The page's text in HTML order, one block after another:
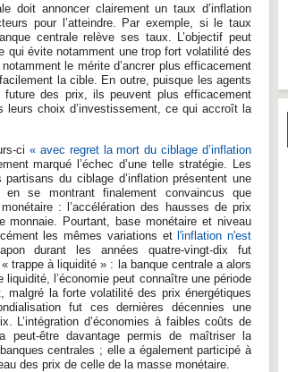
doit annoncer clairement un taux d’inflation
pour l’atteindre. Par exemple, si le taux
centrale relève ses taux. L’objectif peut
qui évite notamment une trop fort volatilité des
le mérite d’ancrer plus efficacement
la cible. En outre, puisque les agents
future des prix, ils peuvent plus efficacement
leurs choix d’investissement, ce qui accroît la
ci « avec regret la mort du ciblage d’inflation
marqué l’échec d’une telle stratégie. Les
du ciblage d’inflation présentent une
se montrant finalement convaincus que
: l’accélération des hausses de prix
monnaie. Pourtant, base monétaire et niveau
les mêmes variations et l'inflation n'est
durant les années quatre-vingt-dix fut
trappe à liquidité » : la banque centrale a alors
l’économie peut connaître une période
malgré la forte volatilité des prix énergétiques
fut ces dernières décennies une
L’intégration d’économies à faibles coûts de
peut-être davantage permis de maîtriser la
centrales ; elle a également participé à
des prix de celle de la masse monétaire.